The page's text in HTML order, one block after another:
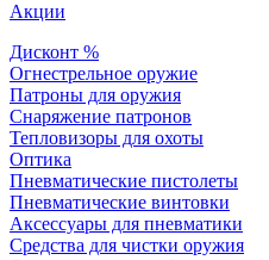
Акции
Дисконт %
Огнестрельное оружие
Патроны для оружия
Снаряжение патронов
Тепловизоры для охоты
Оптика
Пневматические пистолеты
Пневматические винтовки
Аксессуары для пневматики
Средства для чистки оружия